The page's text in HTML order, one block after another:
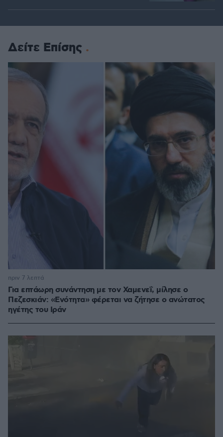
Δείτε Επίσης
Για επτάωρη συνάντηση με τον Χαμενεΐ, μίλησε ο
Πεζεσκιάν: «Ενότητα» φέρεται να ζήτησε ο ανώτατος
ηγέτης του Ιράν
πριν 7 λεπτά